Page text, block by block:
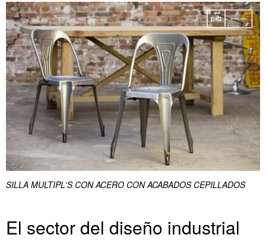
SILLA MULTIPL'S CON ACERO CON ACABADOS CEPILLADOS
El sector del diseño industrial